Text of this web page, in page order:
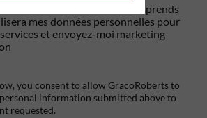
offres et actualités. Je comprends
mes données personnelles pour
et envoyez-moi marketing
you consent to allow GracoRoberts to
information submitted above to
requested.